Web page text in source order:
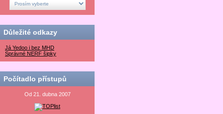
Důležité odkazy
Já Yedoo i bez MHD
Správné NERF šipky
Počítadlo přístupů
Od 21. dubna 2007